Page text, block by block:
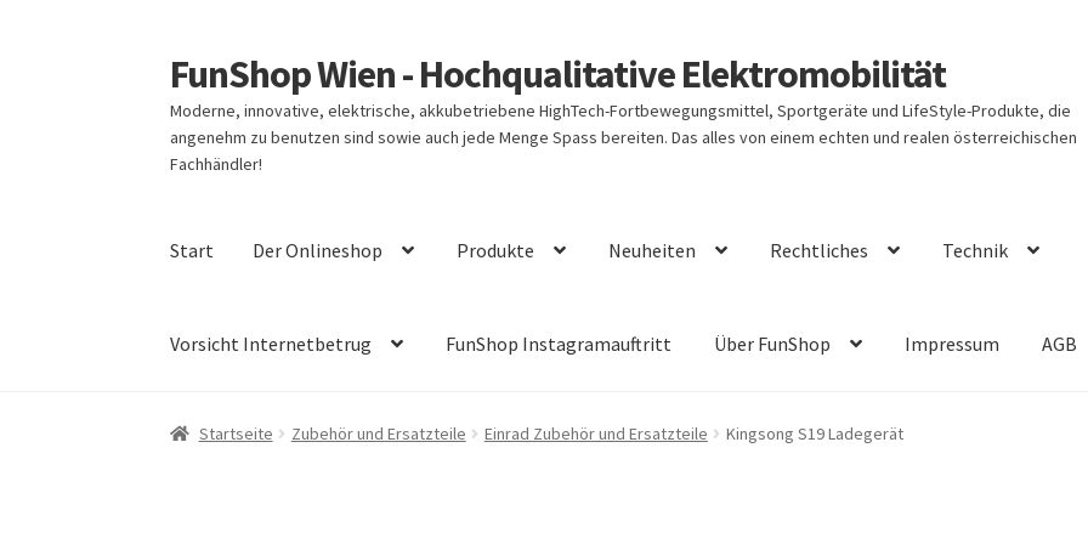
Zur
Navigation
springen
Zum
Inhalt
springen
FunShop Wien - Hochqualitative Elektromobilität
Moderne, innovative, elektrische, akkubetriebene HighTech-Fortbewegungsmittel, Sportgeräte und LifeStyle-Produkte, die
angenehm zu benutzen sind sowie auch jede Menge Spass bereiten. Das alles von einem echten und realen österreichischen
Fachhändler!
Start Der Onlineshop Produkte Neuheiten Rechtliches Technik
Vorsicht Internetbetrug FunShop Instagramauftritt Über FunShop Impressum AGB
Startseite Zubehör und Ersatzteile Einrad Zubehör und Ersatzteile Kingsong S19 Ladegerät